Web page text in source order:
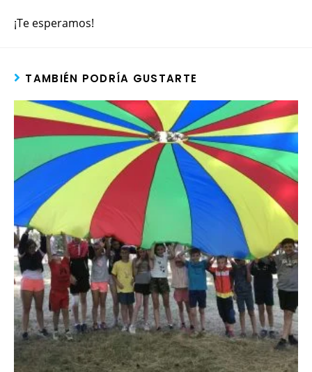
¡Te esperamos!
TAMBIÉN PODRÍA GUSTARTE